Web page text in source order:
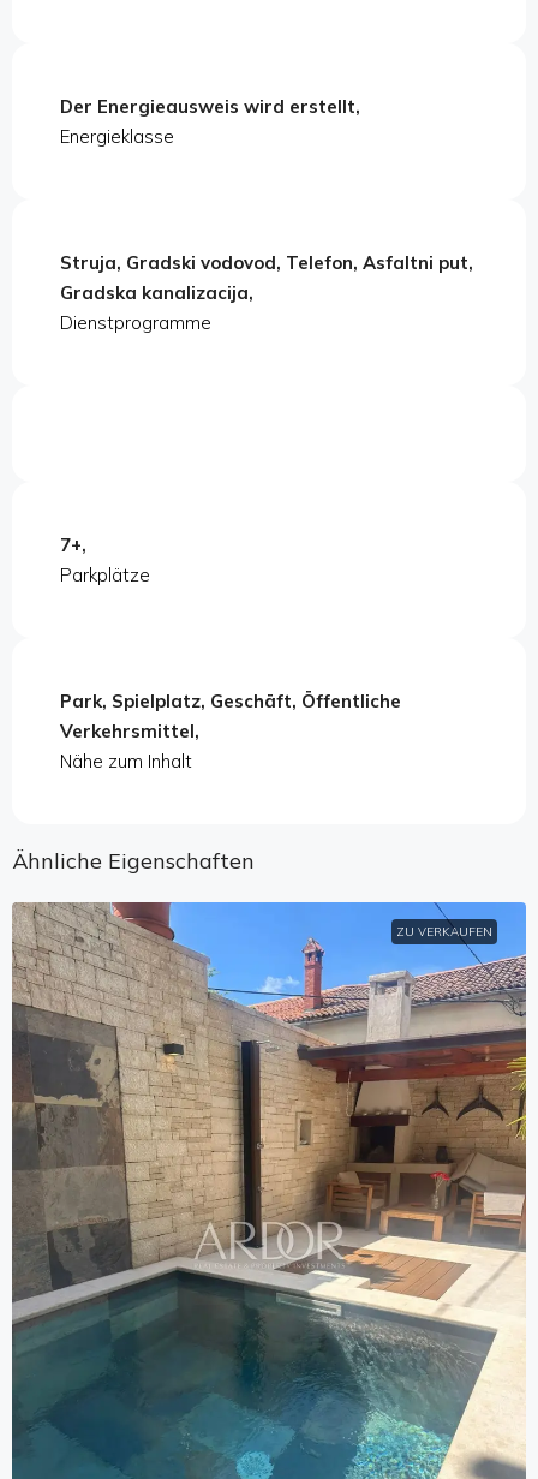
Der Energieausweis wird erstellt,
Energieklasse
Struja, Gradski vodovod, Telefon, Asfaltni put,
Gradska kanalizacija,
Dienstprogramme
7+,
Parkplätze
Park, Spielplatz, Geschäft, Öffentliche
Verkehrsmittel,
Nähe zum Inhalt
Ähnliche Eigenschaften
ZU VERKAUFEN